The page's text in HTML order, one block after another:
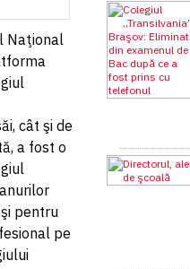
Naţional
cât şi de
a fost o
pentru
pe